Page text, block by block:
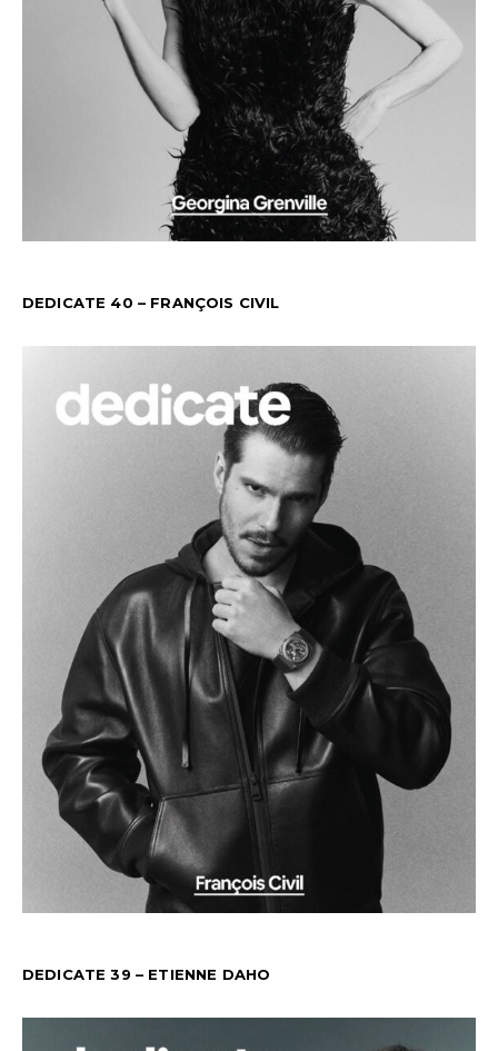
DEDICATE 40 – FRANÇOIS CIVIL
DEDICATE 39 – ETIENNE DAHO